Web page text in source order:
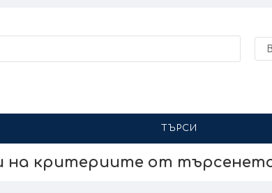
ТЪРСИ
на критериите от